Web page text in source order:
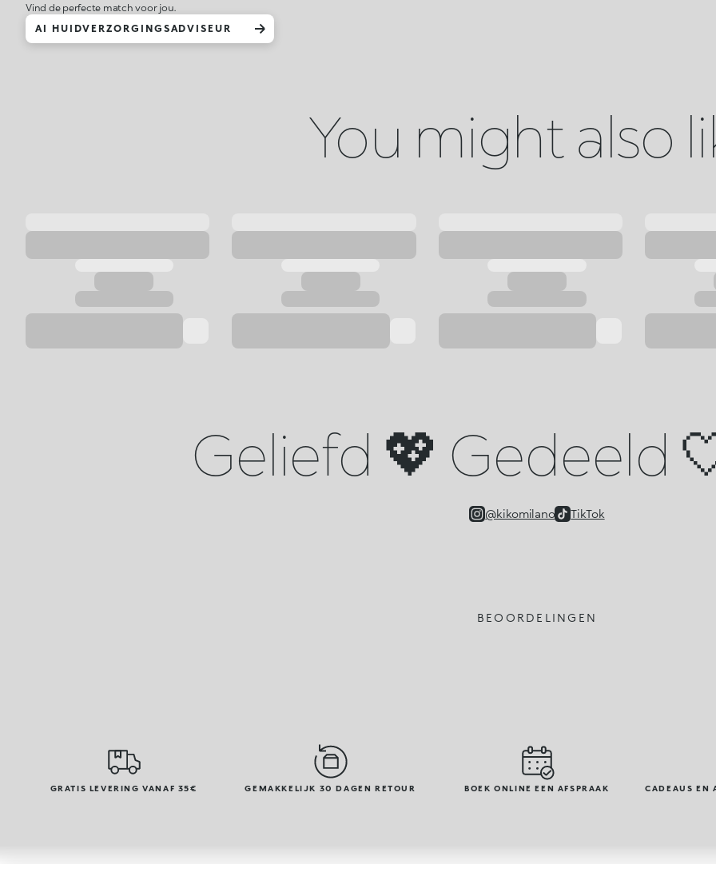
Vind de perfecte match voor jou.
AI HUIDVERZORGINGSADVISEUR
You might also
Geliefd 💖 Gedeeld
@kikomilano TikTok
BEOORDELINGEN
GRATIS LEVERING VANAF 35€ GEMAKKELIJK 30 DAGEN RETOUR BOEK ONLINE EEN AFSPRAAK CADEAUS EN